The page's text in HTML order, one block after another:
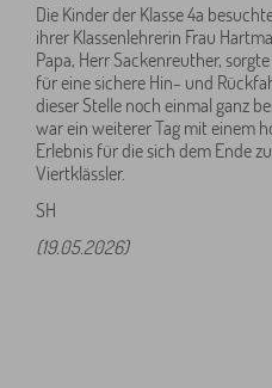
Die Kinder der Klasse 4a
ihrer Klassenlehrerin Frau
Papa, Herr Sackenreuther,
für eine sichere Hin- und
dieser Stelle noch einmal ganz
war ein weiterer Tag mit einem
Erlebnis für die sich dem Ende
Viertklässler.
SH
(19.05.2026)